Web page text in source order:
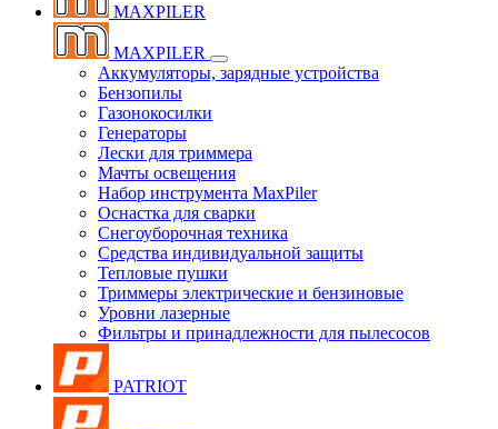
MAXPILER
MAXPILER
Аккумуляторы, зарядные устройства
Бензопилы
Газонокосилки
Генераторы
Лески для триммера
Мачты освещения
Набор инструмента MaxPiler
Оснастка для сварки
Снегоуборочная техника
Средства индивидуальной защиты
Тепловые пушки
Триммеры электрические и бензиновые
Уровни лазерные
Фильтры и принадлежности для пылесосов
PATRIOT